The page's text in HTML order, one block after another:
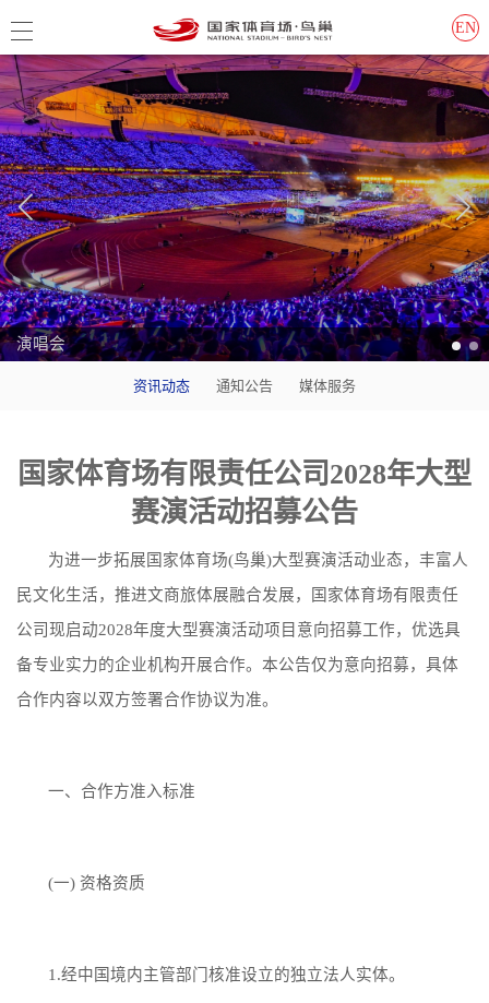
EN
演唱会
资讯动态 通知公告 媒体服务
国家体育场有限责任公司2028年大型
赛演活动招募公告
为进一步拓展国家体育场(鸟巢)大型赛演活动业态，丰富人
民文化生活，推进文商旅体展融合发展，国家体育场有限责任
公司现启动2028年度大型赛演活动项目意向招募工作，优选具
备专业实力的企业机构开展合作。本公告仅为意向招募，具体
合作内容以双方签署合作协议为准。
一、合作方准入标准
(一) 资格资质
1.经中国境内主管部门核准设立的独立法人实体。